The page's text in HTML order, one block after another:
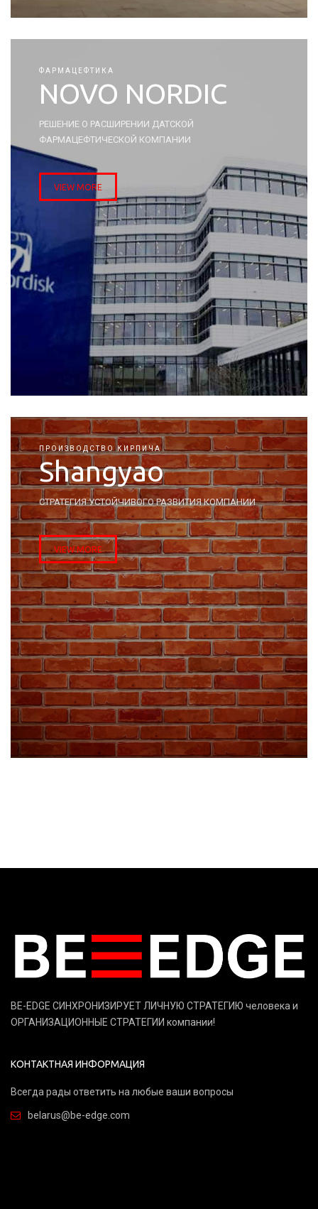
ФАРМАЦЕФТИКА
NOVO NORDIC
РЕШЕНИЕ О РАСШИРЕНИИ ДАТСКОЙ
ФАРМАЦЕФТИЧЕСКОЙ КОМПАНИИ
VIEW MORE
ПРОИЗВОДСТВО КИРПИЧА
Shangyao
СТРАТЕГИЯ УСТОЙЧИВОГО РАЗВИТИЯ КОМПАНИИ
VIEW MORE
BE-EDGE СИНХРОНИЗИРУЕТ ЛИЧНУЮ СТРАТЕГИЮ человека и
ОРГАНИЗАЦИОННЫЕ СТРАТЕГИИ компании!
КОНТАКТНАЯ ИНФОРМАЦИЯ
Всегда рады ответить на любые ваши вопросы
belarus@be-edge.com